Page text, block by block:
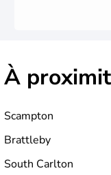
À
Scampton
Brattleby
South Carlton